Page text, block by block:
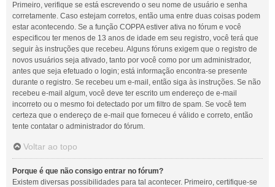
Primeiro, verifique se está escrevendo o seu nome de usuário e senha
corretamente. Caso estejam corretos, então uma entre duas coisas podem
estar acontecendo. Se a função COPPA estiver ativa no fórum e você
especificou ter menos de 13 anos de idade em seu registro, você terá que
seguir às instruções que recebeu. Alguns fóruns exigem que o registro de
novos usuários seja ativado, tanto por você como por um administrador,
antes que seja efetuado o login; está informação encontra-se presente
durante o registro. Se recebeu um e-mail, então siga às instruções. Se não
recebeu e-mail algum, você deve ter escrito um endereço de e-mail
incorreto ou o mesmo foi detectado por um filtro de spam. Se você tem
certeza que o endereço de e-mail que forneceu é válido e correto, então
tente contatar o administrador do fórum.
Voltar ao topo
Porque é que não consigo entrar no fórum?
Existem diversas possibilidades para tal acontecer. Primeiro, certifique-se